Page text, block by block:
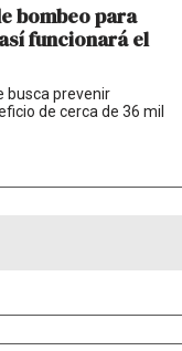
bombeo para
funcionará el
busca prevenir
de cerca de 36 mil